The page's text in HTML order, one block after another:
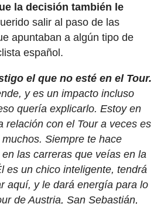
la decisión también le
salir al paso de las
apuntaban a algún tipo de
español.
el que no esté en el Tour.
y es un impacto incluso
quería explicarlo. Estoy en
relación con el Tour a veces es
Siempre te hace
las carreras que veías en la
es un chico inteligente, tendrá
aquí, y le dará energía para lo
de Austria, San Sebastián,